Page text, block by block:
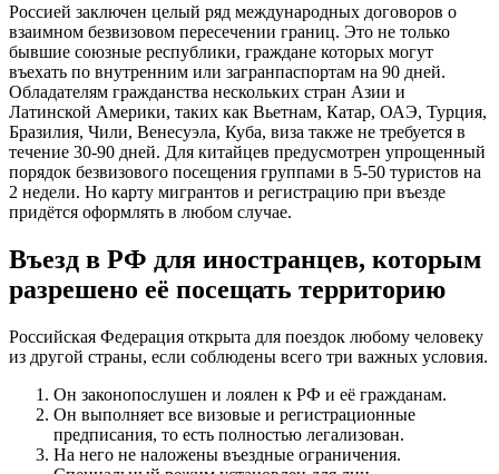
Россией заключен целый ряд международных договоров о
взаимном безвизовом пересечении границ. Это не только
бывшие союзные республики, граждане которых могут
въехать по внутренним или загранпаспортам на 90 дней.
Обладателям гражданства нескольких стран Азии и
Латинской Америки, таких как Вьетнам, Катар, ОАЭ, Турция,
Бразилия, Чили, Венесуэла, Куба, виза также не требуется в
течение 30-90 дней. Для китайцев предусмотрен упрощенный
порядок безвизового посещения группами в 5-50 туристов на
2 недели. Но карту мигрантов и регистрацию при въезде
придётся оформлять в любом случае.
Въезд в РФ для иностранцев, которым
разрешено её посещать территорию
Российская Федерация открыта для поездок любому человеку
из другой страны, если соблюдены всего три важных условия.
Он законопослушен и лоялен к РФ и её гражданам.
Он выполняет все визовые и регистрационные
предписания, то есть полностью легализован.
На него не наложены въездные ограничения.